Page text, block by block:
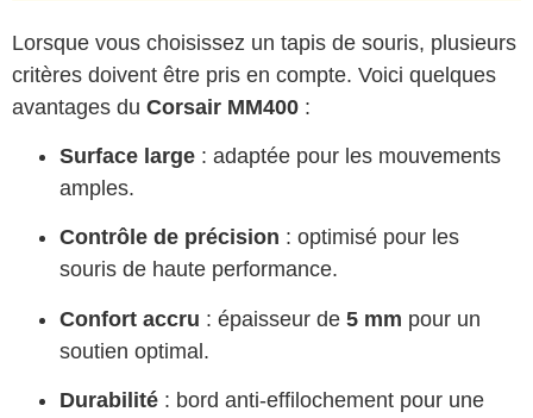
Lorsque vous choisissez un tapis de souris, plusieurs
critères doivent être pris en compte. Voici quelques
avantages du Corsair MM400 :
Surface large : adaptée pour les mouvements
amples.
Contrôle de précision : optimisé pour les
souris de haute performance.
Confort accru : épaisseur de 5 mm pour un
soutien optimal.
Durabilité : bord anti-effilochement pour une